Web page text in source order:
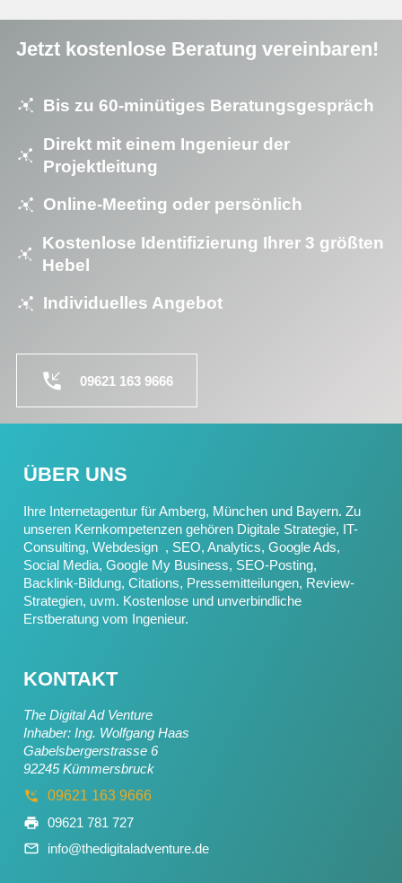
Jetzt kostenlose Beratung vereinbaren!
Bis zu 60-minütiges Beratungsgespräch
Direkt mit einem Ingenieur der
Projektleitung
Online-Meeting oder persönlich
Kostenlose Identifizierung Ihrer 3 größten
Hebel
Individuelles Angebot
09621 163 9666
ÜBER UNS
Ihre Internetagentur für Amberg, München und Bayern. Zu
unseren Kernkompetenzen gehören Digitale Strategie, IT-
Consulting,Webdesign , SEO, Analytics, Google Ads,
Social Media, Google My Business, SEO-Posting,
Backlink-Bildung, Citations, Pressemitteilungen, Review-
Strategien, uvm. Kostenlose und unverbindliche
Erstberatung vom Ingenieur.
KONTAKT
The Digital Ad Venture
Inhaber: Ing. Wolfgang Haas
Gabelsbergerstrasse 6
92245 Kümmersbruck
09621 163 9666
09621 781 727
info@thedigitaladventure.de